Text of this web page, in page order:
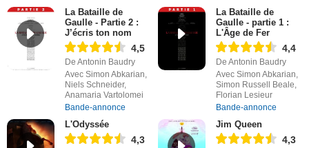
La Bataille de
Gaulle - Partie 2 :
J’écris ton nom
4,5
De Antonin Baudry
Avec Simon Abkarian,
Niels Schneider,
Anamaria Vartolomei
Bande-annonce
La Bataille de
Gaulle - partie 1 :
L'Âge de Fer
4,4
De Antonin Baudry
Avec Simon Abkarian,
Simon Russell Beale,
Florian Lesieur
Bande-annonce
L'Odyssée
4,3
Jim Queen
4,3